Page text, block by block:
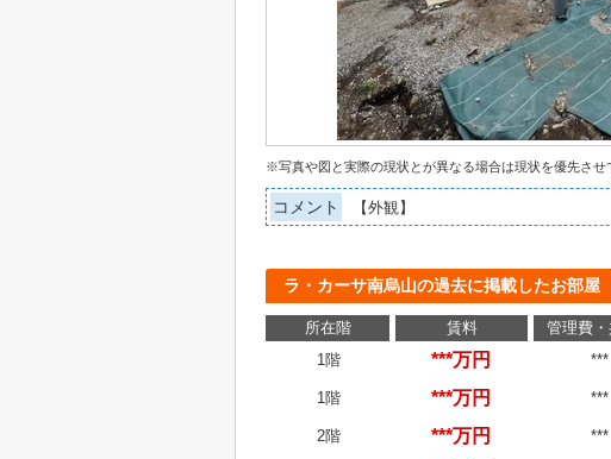
※写真や図と実際の現状とが異なる場合は現状を優先させ
コメント 【外観】
ラ・カーサ南烏山の過去に掲載したお部屋
所在階 賃料 管理費
1階
***万円 ***
1階 ***万円 ***
2階 ***万円 ***